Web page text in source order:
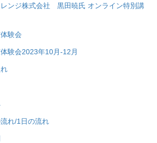
ンジ株式会社 黒田暁氏 オンライン特別講
験会
験会2023年10月-12月
れ/1日の流れ